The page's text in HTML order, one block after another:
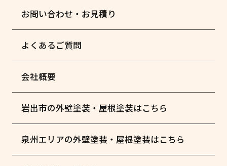
お問い合わせ・お見積り
よくあるご質問
会社概要
岩出市の外壁塗装・屋根塗装はこちら
泉州エリアの外壁塗装・屋根塗装はこちら